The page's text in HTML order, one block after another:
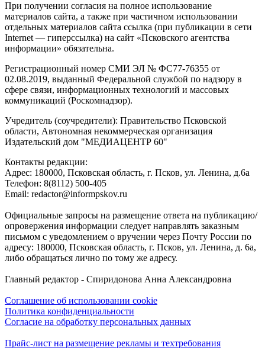
При получении согласия на полное использование
материалов сайта, а также при частичном использовании
отдельных материалов сайта ссылка (при публикации в сети
Internet — гиперссылка) на сайт «Псковского агентства
информации» обязательна.
Регистрационный номер СМИ ЭЛ № ФС77-76355 от
02.08.2019, выданный Федеральной службой по надзору в
сфере связи, информационных технологий и массовых
коммуникаций (Роскомнадзор).
Учредитель (соучредители): Правительство Псковской
области, Автономная некоммерческая организация
Издательский дом "МЕДИАЦЕНТР 60"
Контакты редакции:
Адреc: 180000, Псковская область, г. Псков, ул. Ленина, д.6а
Телефон: 8(8112) 500-405
Email: redactor@informpskov.ru
Официальные запросы на размещение ответа на публикацию/
опровержения информации следует направлять заказным
письмом с уведомлением о вручении через Почту России по
адресу: 180000, Псковская область, г. Псков, ул. Ленина, д. 6а,
либо обращаться лично по тому же адресу.
Главный редактор - Спиридонова Анна Александровна
Соглашение об использовании cookie
Политика конфиденциальности
Согласие на обработку персональных данных
Прайс-лист на размещение рекламы и техтребования